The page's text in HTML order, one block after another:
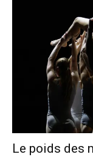
Le poids des